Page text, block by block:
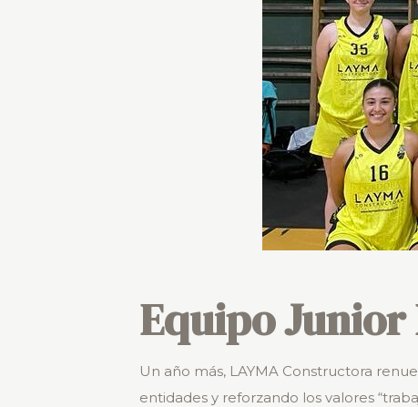
Equipo Junior
Un año más, LAYMA Constructora
entidades y reforzando los valores